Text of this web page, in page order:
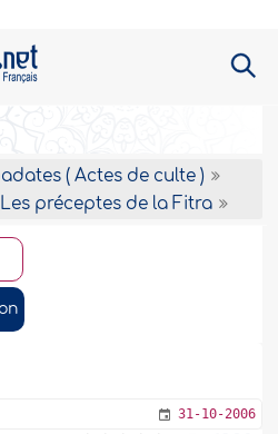
( Actes de culte )
Les préceptes de la Fitra
31-10-2006